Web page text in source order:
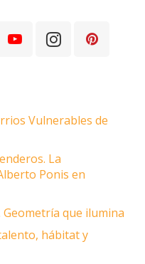
Vulnerables de
La
Ponis en
Geometría que ilumina
hábitat y